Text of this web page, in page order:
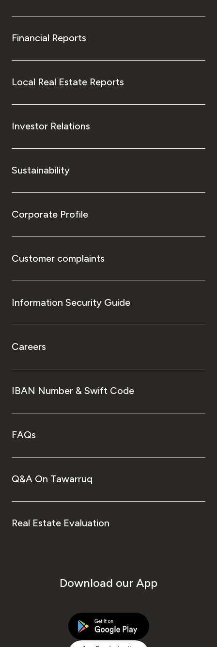
Financial Reports
Local Real Estate Reports
Investor Relations
Sustainability
Corporate Profile
Customer complaints
Information Security Guide
Careers
IBAN Number & Swift Code
FAQs
Q&A On Tawarruq
Real Estate Evaluation
Download our App